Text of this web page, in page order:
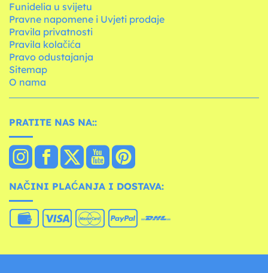
Funidelia u svijetu
Pravne napomene i Uvjeti prodaje
Pravila privatnosti
Pravila kolačića
Pravo odustajanja
Sitemap
O nama
PRATITE NAS NA::
NAČINI PLAĆANJA I DOSTAVA: